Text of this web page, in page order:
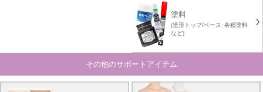
塗料
(造形トップ/ベース･各種塗料
など)
その他のサポートアイテム